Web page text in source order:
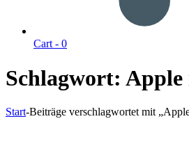
Cart - 0
Schlagwort: Apple
Start-Beiträge verschlagwortet mit